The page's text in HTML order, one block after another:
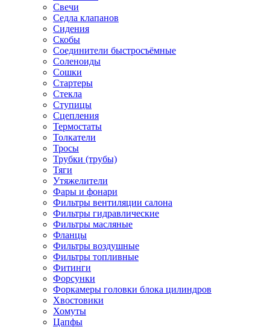
Свечи
Седла клапанов
Сидения
Скобы
Соединители быстросъёмные
Соленоиды
Сошки
Стартеры
Стекла
Ступицы
Сцепления
Термостаты
Толкатели
Тросы
Трубки (трубы)
Тяги
Утяжелители
Фары и фонари
Фильтры вентиляции салона
Фильтры гидравлические
Фильтры масляные
Фланцы
Фильтры воздушные
Фильтры топливные
Фитинги
Форсунки
Форкамеры головки блока цилиндров
Хвостовики
Хомуты
Цапфы